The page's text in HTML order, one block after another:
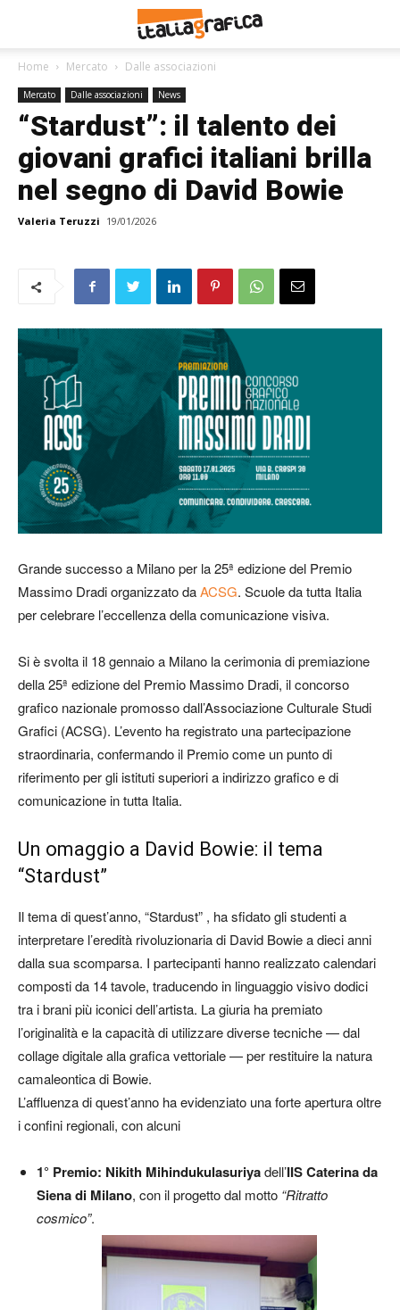
Home Mercato Dalle associazioni
Mercato Dalle associazioni News
“Stardust”: il talento dei
giovani grafici italiani brilla
nel segno di David Bowie
Valeria Teruzzi 19/01/2026
Grande successo a Milano per la 25ª edizione del Premio
Massimo Dradi organizzato daACSG. Scuole da tutta Italia
per celebrare l’eccellenza della comunicazione visiva.
Si è svolta il 18 gennaio a Milano la cerimonia di premiazione
della 25ª edizione del Premio Massimo Dradi, il concorso
grafico nazionale promosso dall’Associazione Culturale Studi
Grafici (ACSG). L’evento ha registrato una partecipazione
straordinaria, confermando il Premio come un punto di
riferimento per gli istituti superiori a indirizzo grafico e di
comunicazione in tutta Italia.
Un omaggio a David Bowie: il tema
“Stardust”
Il tema di quest’anno, “Stardust” , ha sfidato gli studenti a
interpretare l’eredità rivoluzionaria di David Bowie a dieci anni
dalla sua scomparsa. I partecipanti hanno realizzato calendari
composti da 14 tavole, traducendo in linguaggio visivo dodici
tra i brani più iconici dell’artista. La giuria ha premiato
l’originalità e la capacità di utilizzare diverse tecniche — dal
collage digitale alla grafica vettoriale — per restituire la natura
camaleontica di Bowie.
L’affluenza di quest’anno ha evidenziato una forte apertura oltre
i confini regionali, con alcuni
1° Premio: Nikith Mihindukulasuriyadell’IIS Caterina da
Siena di Milano, con il progetto dal motto “Ritratto
cosmico”.